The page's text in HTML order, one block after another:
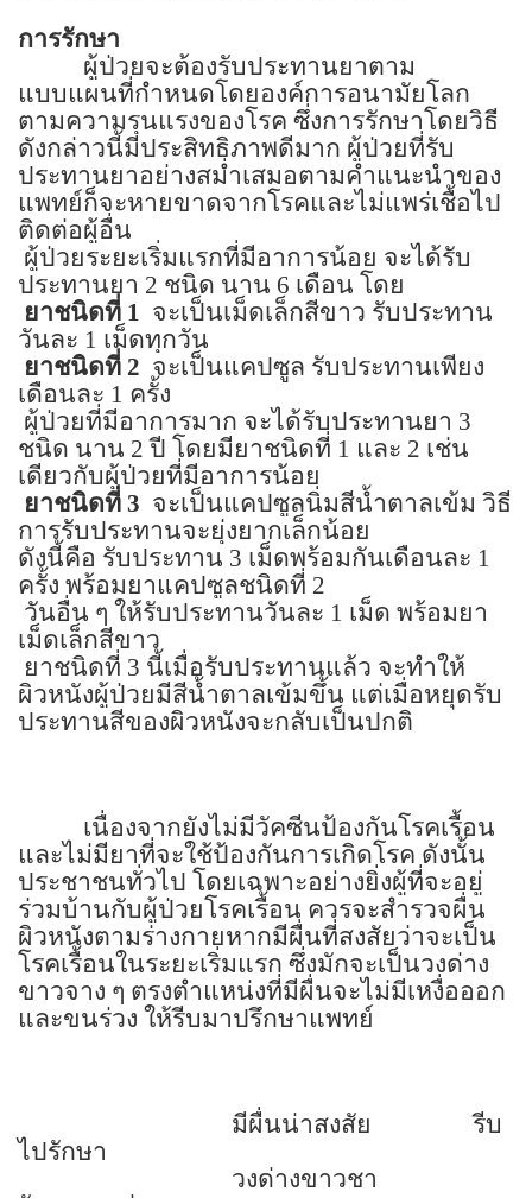
การรักษา
ผู้ป่วยจะต้องรับประทานยาตาม
แบบแผนที่กำหนดโดยองค์การอนามัยโลก
ตามความรุนแรงของโรค ซึ่งการรักษาโดยวิธี
ดังกล่าวนี้มีประสิทธิภาพดีมาก ผู้ป่วยที่รับ
ประทานยาอย่างสม่ำเสมอตามคำแนะนำของ
แพทย์ก็จะหายขาดจากโรคและไม่แพร่เชื้อไป
ติดต่อผู้อื่น
ผู้ป่วยระยะเริ่มแรกที่มีอาการน้อย จะได้รับ
ประทานยา 2 ชนิด นาน 6 เดือน โดย
ยาชนิดที่ 1 จะเป็นเม็ดเล็กสีขาว รับประทาน
วันละ 1 เม็ดทุกวัน
ยาชนิดที่ 2 จะเป็นแคปซูล รับประทานเพียง
เดือนละ 1 ครั้ง
ผู้ป่วยที่มีอาการมาก จะได้รับประทานยา 3
ชนิด นาน 2ปี โดยมียาชนิดที่ 1 และ 2 เช่น
เดียวกับผู้ป่วยที่มีอาการน้อย
ยาชนิดที่ 3 จะเป็นแคปซูลนิ่มสีน้ำตาลเข้ม วิธี
การรับประทานจะยุ่งยากเล็กน้อย
ดังนี้คือ รับประทาน 3 เม็ดพร้อมกันเดือนละ 1
ครั้ง พร้อมยาแคปซูลชนิดที่ 2
วันอื่น ๆ ให้รับประทานวันละ 1 เม็ด พร้อมยา
เม็ดเล็กสีขาว
ยาชนิดที่ 3 นี้เมื่อรับประทานแล้ว จะทำให้
ผิวหนังผู้ป่วยมีสีน้ำตาลเข้มขึ้น แต่เมื่อหยุดรับ
ประทานสีของผิวหนังจะกลับเป็นปกติ
เนื่องจากยังไม่มีวัคซีนป้องกันโรคเรื้อน
และไม่มียาที่จะใช้ป้องกันการเกิดโรค ดังนั้น
ประชาชนทั่วไป โดยเฉพาะอย่างยิ่งผู้ที่จะอยู่
ร่วมบ้านกับผู้ป่วยโรคเรื้อน ควรจะสำรวจผื่น
ผิวหนังตามร่างกายหากมีผื่นที่สงสัยว่าจะเป็น
โรคเรื้อนในระยะเริ่มแรก ซึ่งมักจะเป็นวงด่าง
ขาวจาง ๆ ตรงตำแหน่งที่มีผื่นจะไม่มีเหงื่อออก
และขนร่วง ให้รีบมาปรึกษาแพทย์
มีผื่นน่าสงสัย
รีบ
ไปรักษา
วงด่างขาวชา